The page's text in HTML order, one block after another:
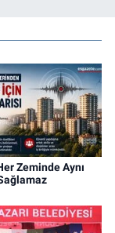
Zeminde Aynı